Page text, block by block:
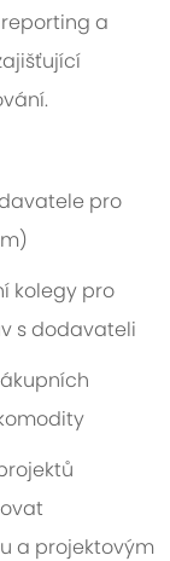
a
pro
kolegy pro
s dodavateli
a projektovým